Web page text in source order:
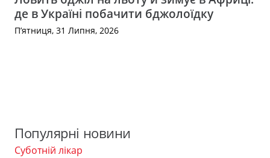
де в Україні побачити бджолоїдку
П’ятниця, 31 Липня, 2026
Популярні новини
Суботній лікар